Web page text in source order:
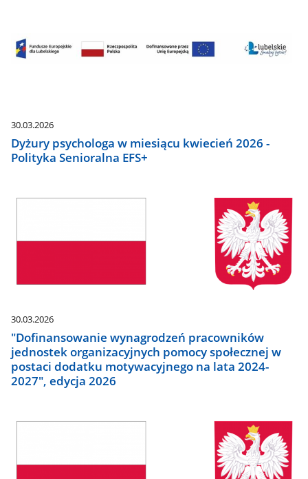
30.03.2026
Dyżury psychologa w miesiącu kwiecień 2026 -
Polityka Senioralna EFS+
30.03.2026
"Dofinansowanie wynagrodzeń pracowników
jednostek organizacyjnych pomocy społecznej w
postaci dodatku motywacyjnego na lata 2024-
2027", edycja 2026